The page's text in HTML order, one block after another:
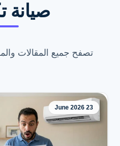
اطلب
صيانة
تصفح جميع المقالات
23 June 2026